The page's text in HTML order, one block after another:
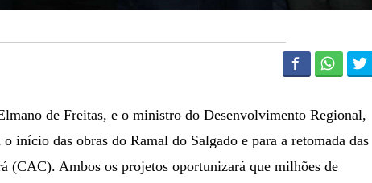
de Freitas, e o ministro do Desenvolvimento Regional,
início das obras do Ramal do Salgado e para a retomada das
(CAC). Ambos os projetos oportunizará que milhões de